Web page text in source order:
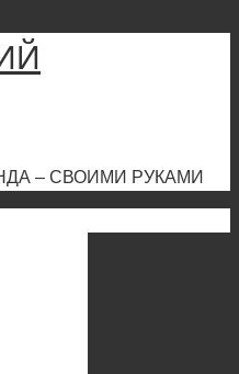
– СВОИМИ РУКАМИ